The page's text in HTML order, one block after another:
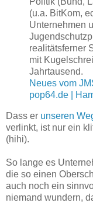
(u.a. BitKom,
Unternehmen
realitätsferner
mit
Jahrtausend.
Neues vom
pop64.de |
Dass er unseren
verlinkt, ist nur ein
(hihi).
So lange es
die so einen
auch noch ein
niemand wundern,